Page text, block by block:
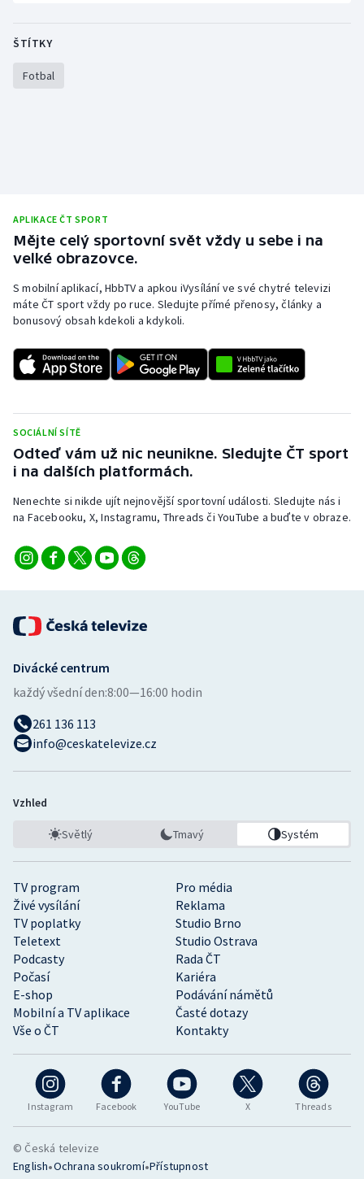
ŠTÍTKY
Fotbal
APLIKACE ČT SPORT
Mějte celý sportovní svět vždy u sebe i na
velké obrazovce.
S mobilní aplikací, HbbTV a apkou iVysílání ve své chytré televizi
máte ČT sport vždy po ruce. Sledujte přímé přenosy, články a
bonusový obsah kdekoli a kdykoli.
SOCIÁLNÍ SÍTĚ
Odteď vám už nic neunikne. Sledujte ČT sport
i na dalších platformách.
Nenechte si nikde ujít nejnovější sportovní události. Sledujte nás i
na Facebooku, X, Instagramu, Threads či YouTube a buďte v obraze.
Instagram Facebook YouTube X Threads
TV program
Pro média
Živé vysílání
Reklama
TV poplatky
Studio Brno
Teletext
Studio Ostrava
Podcasty
Rada ČT
Počasí
Kariéra
E-shop
Podávání námětů
Mobilní a TV aplikace
Časté dotazy
Vše o ČT
Kontakty
Divácké centrum
každý všední den:8:00—16:00 hodin
261 136 113
info@ceskatelevize.cz
Vzhled
Světlý Tmavý Systém
© Česká televize
English•Ochrana soukromí•Přístupnost